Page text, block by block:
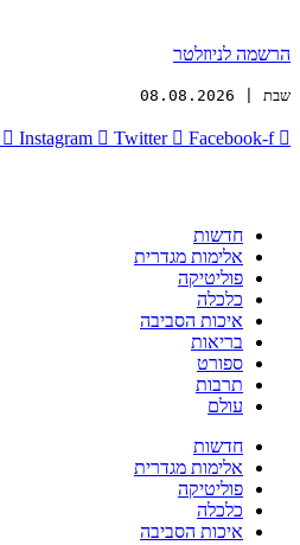
הרשמה לניוזלטר
שבת | 08.08.2026
Instagram Twitter Facebook-f
חדשות
אלימות מגדרית
פוליטיקה
כלכלה
איכות הסביבה
בריאות
ספורט
תרבות
עולם
חדשות
אלימות מגדרית
פוליטיקה
כלכלה
איכות הסביבה